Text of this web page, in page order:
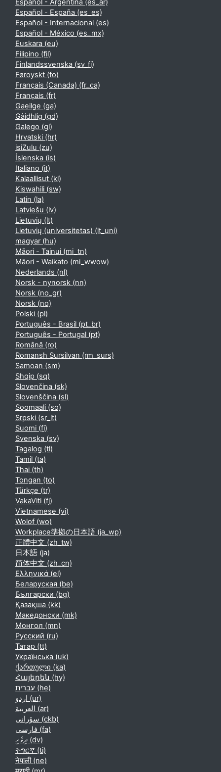
Español - Argentina ‎(es_ar)‎
Español - España ‎(es_es)‎
Español - Internacional ‎(es)‎
Español - México ‎(es_mx)‎
Euskara ‎(eu)‎
Filipino ‎(fil)‎
Finlandssvenska ‎(sv_fi)‎
Føroyskt ‎(fo)‎
Français (Canada) ‎(fr_ca)‎
Français ‎(fr)‎
Gaeilge ‎(ga)‎
Gàidhlig ‎(gd)‎
Galego ‎(gl)‎
Hrvatski ‎(hr)‎
isiZulu ‎(zu)‎
Íslenska ‎(is)‎
Italiano ‎(it)‎
Kalaallisut ‎(kl)‎
Kiswahili ‎(sw)‎
Latin ‎(la)‎
Latviešu ‎(lv)‎
Lietuvių ‎(lt)‎
Lietuvių (universitetas) ‎(lt_uni)‎
magyar ‎(hu)‎
Māori - Tainui ‎(mi_tn)‎
Māori - Waikato ‎(mi_wwow)‎
Nederlands ‎(nl)‎
Norsk - nynorsk ‎(nn)‎
Norsk ‎(no_gr)‎
Norsk ‎(no)‎
Polski ‎(pl)‎
Português - Brasil ‎(pt_br)‎
Português - Portugal ‎(pt)‎
Română ‎(ro)‎
Romansh Sursilvan ‎(rm_surs)‎
Samoan ‎(sm)‎
Shqip ‎(sq)‎
Slovenčina ‎(sk)‎
Slovenščina ‎(sl)‎
Soomaali ‎(so)‎
Srpski ‎(sr_lt)‎
Suomi ‎(fi)‎
Svenska ‎(sv)‎
Tagalog ‎(tl)‎
Tamil ‎(ta)‎
Thai ‎(th)‎
Tongan ‎(to)‎
Türkçe ‎(tr)‎
VakaViti ‎(fj)‎
Vietnamese ‎(vi)‎
Wolof ‎(wo)‎
Workplace準拠の日本語 ‎(ja_wp)‎
正體中文 ‎(zh_tw)‎
日本語 ‎(ja)‎
简体中文 ‎(zh_cn)‎
Ελληνικά ‎(el)‎
Беларуская ‎(be)‎
Български ‎(bg)‎
Қазақша ‎(kk)‎
Македонски ‎(mk)‎
Монгол ‎(mn)‎
Русский ‎(ru)‎
Татар ‎(tt)‎
Українська ‎(uk)‎
ქართული ‎(ka)‎
Հայերեն ‎(hy)‎
עברית ‎(he)‎
اردو ‎(ur)‎
العربية ‎(ar)‎
سۆرانی ‎(ckb)‎
فارسی ‎(fa)‎
ދިވެހި ‎(dv)‎
ትግርኛ ‎(ti)‎
नेपाली ‎(ne)‎